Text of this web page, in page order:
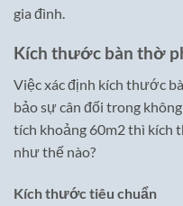
gia đình.
Kích thước bàn thờ
Việc xác định kích thước
bảo sự cân đối trong
tích khoảng 60m2 thì kích
như thế nào?
Kích thước tiêu chuẩn